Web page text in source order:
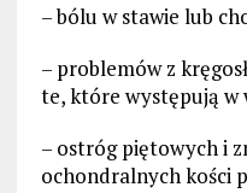
– bólu w stawie lub
– problemów z
te, które występują
– ostróg piętowych i
ochondralnych kości